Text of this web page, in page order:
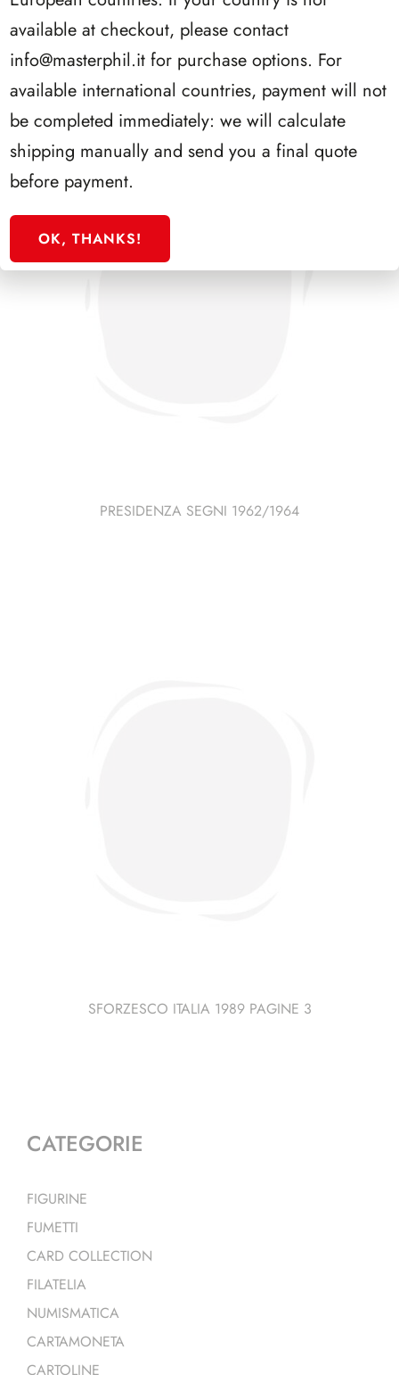
PRESIDENZA LEONE 1972/1978
PRESIDENZA SEGNI 1962/1964
SFORZESCO ITALIA 1989 PAGINE 3
CATEGORIE
FIGURINE
FUMETTI
CARD COLLECTION
FILATELIA
NUMISMATICA
CARTAMONETA
CARTOLINE
available at checkout, please contact
info@masterphil.it for purchase options. For
available international countries, payment will not
be completed immediately: we will calculate
shipping manually and send you a final quote
before payment.
OK, THANKS!